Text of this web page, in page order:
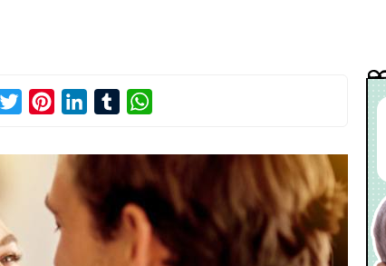
TwitterPinterestLinkedInTumblr